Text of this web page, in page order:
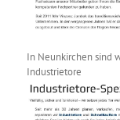
In Neunkirchen sind
Industrietore